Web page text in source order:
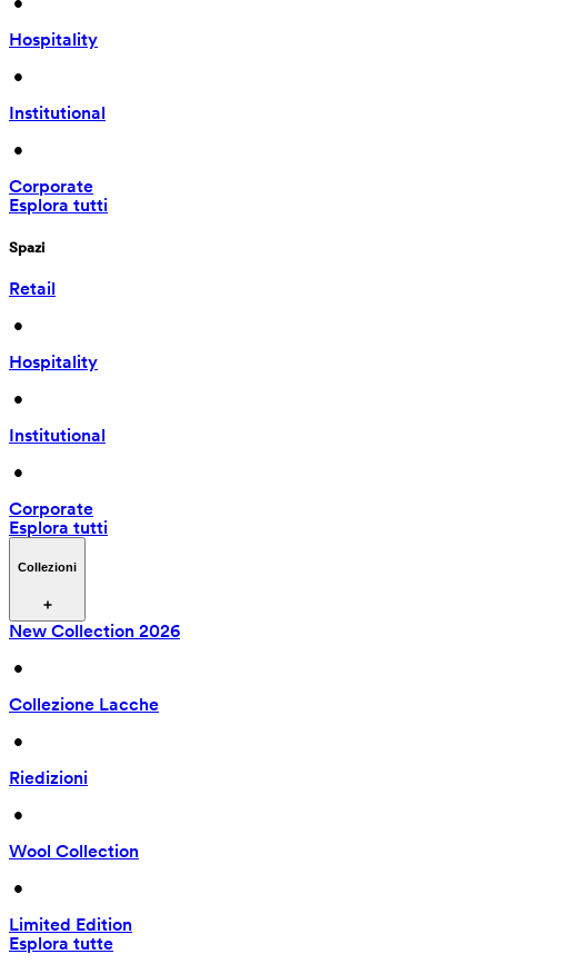
Hospitality
•
Institutional
•
Corporate
Esplora tutti
Spazi
Retail
•
Hospitality
•
Institutional
•
Corporate
Esplora tutti
Collezioni
New Collection 2026
•
Collezione Lacche
•
Riedizioni
•
Wool Collection
•
Limited Edition
Esplora tutte